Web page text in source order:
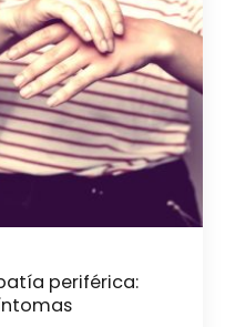
periférica: